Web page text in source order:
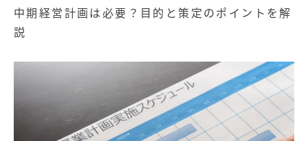
中期経営計画は必要？目的と策定のポイントを解
説